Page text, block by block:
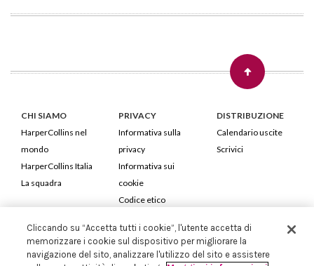
CHI SIAMO
HarperCollins nel
mondo
HarperCollins Italia
La squadra
PRIVACY
Informativa sulla
privacy
Informativa sui
cookie
Codice etico
DISTRIBUZIONE
Calendario uscite
Scrivici
HarperCollins Italia S.p.A. Viale Monte Nero, 84 - 20135 Milano
Cod. Fiscale e P.IVA 05946780151 - Capitale Sociale 258.250 €
Cliccando su “Accetta tutti i cookie”, l'utente accetta di
memorizzare i cookie sul dispositivo per migliorare la
navigazione del sito, analizzare l'utilizzo del sito e assistere